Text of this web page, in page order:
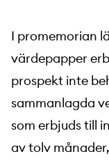
I promemorian
värdepapper
prospekt inte
sammanlagda
som erbjuds till
av tolv